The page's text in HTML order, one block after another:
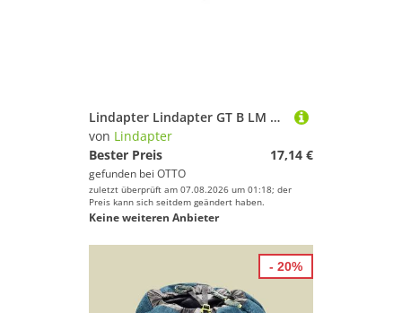
Lindapter Lindapter GT B LM 10 feuerverzinkt, lang *** S Adapter
von Lindapter
Bester Preis
17,14 €
gefunden bei OTTO
zuletzt überprüft am 07.08.2026 um 01:18; der
Preis kann sich seitdem geändert haben.
Keine weiteren Anbieter
- 20%